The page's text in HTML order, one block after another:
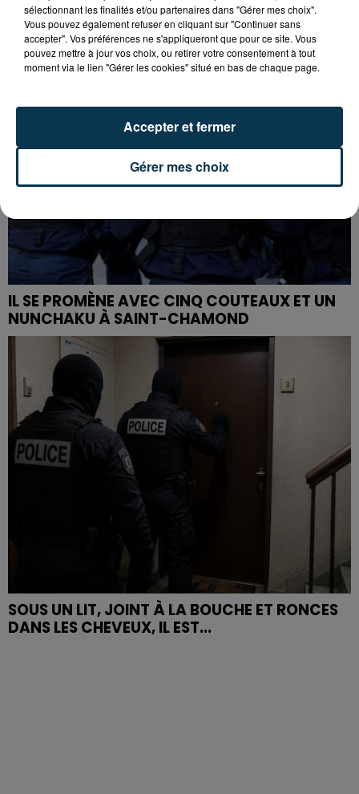
TOUJOURS AU CHEVET DES HABITANTS...
IL SE PROMÈNE AVEC CINQ COUTEAUX ET UN
NUNCHAKU À SAINT-CHAMOND
SOUS UN LIT, JOINT À LA BOUCHE ET RONCES
DANS LES CHEVEUX, IL EST...
sélectionnant les finalités et/ou partenaires dans "Gérer mes choix".
Vous pouvez également refuser en cliquant sur "Continuer sans
accepter". Vos préférences ne s'appliqueront que pour ce site. Vous
pouvez mettre à jour vos choix, ou retirer votre consentement à tout
moment via le lien "Gérer les cookies" situé en bas de chaque page.
Gérer mes choix
Accepter et fermer